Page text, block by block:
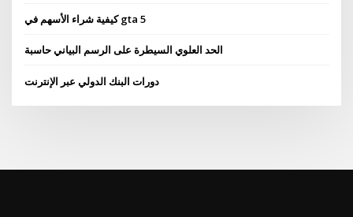
كيفية شراء الأسهم في gta 5
الحد العلوي السيطرة على الرسم البياني حاسبة
دورات البنك الدولي عبر الإنترنت